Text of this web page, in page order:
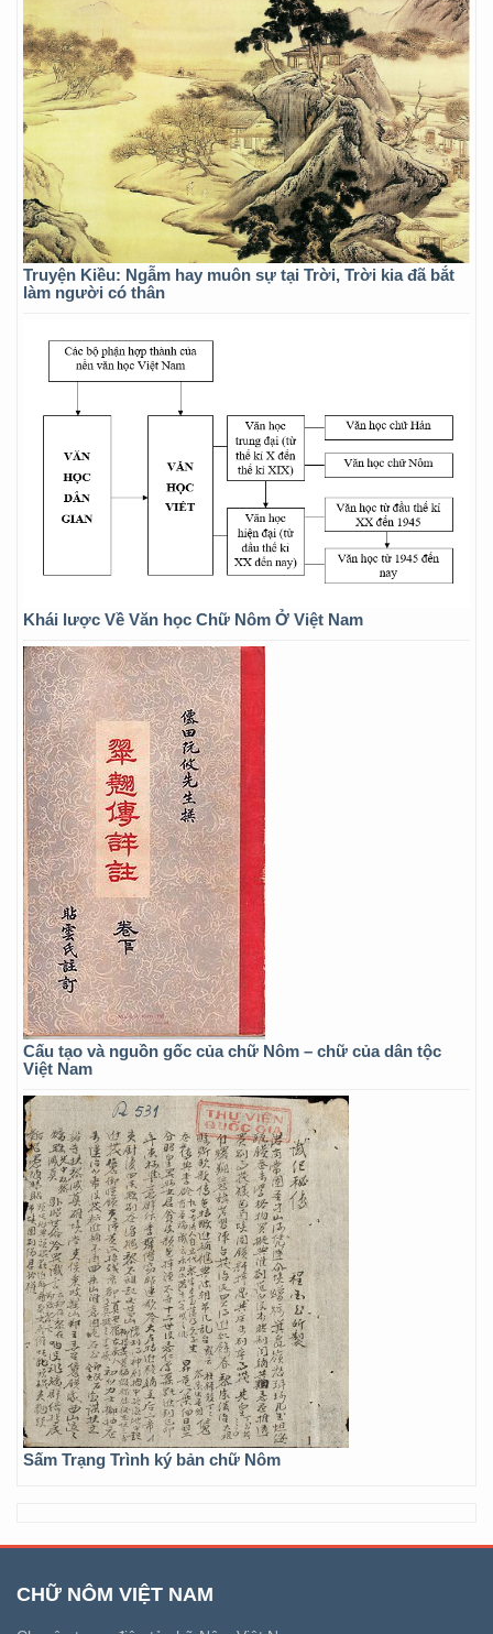
Truyện Kiều: Ngẫm hay muôn sự tại Trời, Trời kia đã bắt
làm người có thân
Khái lược Về Văn học Chữ Nôm Ở Việt Nam
Cấu tạo và nguồn gốc của chữ Nôm – chữ của dân tộc
Việt Nam
Sấm Trạng Trình ký bản chữ Nôm
CHỮ NÔM VIỆT NAM